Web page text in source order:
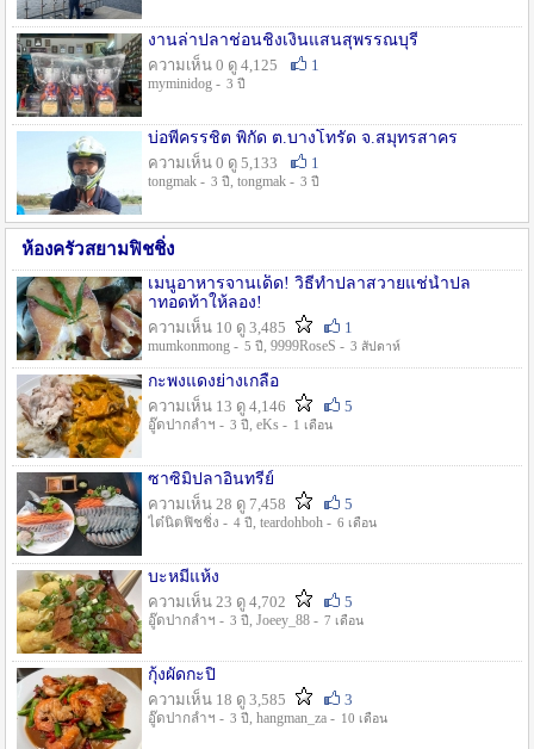
งานล่าปลาช่อนชิงเงินแสนสุพรรณบุรี
ความเห็น 0 ดู 4,125
1
myminidog - 3 ปี
บ่อพี่ครรชิต พิกัด ต.บางโทรัด จ.สมุทรสาคร
ความเห็น 0 ดู 5,133
1
tongmak - 3 ปี , tongmak - 3 ปี
ห้องครัวสยามฟิชชิ่ง
เมนูอาหารจานเด็ด! วิธีทำปลาสวายแช่น้ำปล
าทอดท้าให้ลอง!
ความเห็น 10 ดู 3,485
1
mumkonmong - 5 ปี , 9999RoseS - 3 สัปดาห์
กะพงแดงย่างเกลือ
ความเห็น 13 ดู 4,146
5
อู๊ดปากลำฯ - 3 ปี , eKs - 1 เดือน
ซาซิมิปลาอินทรีย์
ความเห็น 28 ดู 7,458
5
ไต๋นิตฟิชชิ่ง - 4 ปี , teardohboh - 6 เดือน
บะหมี่แห้ง
ความเห็น 23 ดู 4,702
5
อู๊ดปากลำฯ - 3 ปี , Joeey_88 - 7 เดือน
กุ้งผัดกะปิ
ความเห็น 18 ดู 3,585
3
อู๊ดปากลำฯ - 3 ปี , hangman_za - 10 เดือน